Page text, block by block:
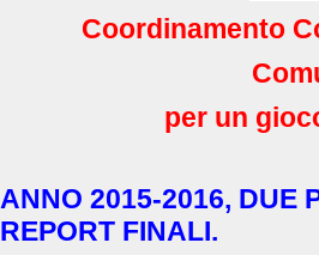
Coordinamento
per un
ANNO 2015-2016, DUE
REPORT FINALI.